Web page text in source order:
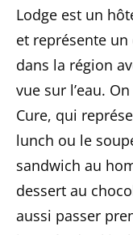
Lodge est un
et représente
dans la région
vue sur l’eau.
Cure, qui
lunch ou le
sandwich au
dessert au
aussi passer